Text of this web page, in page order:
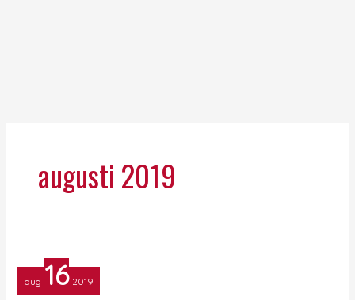
augusti 2019
aug 16 2019
casino-
och